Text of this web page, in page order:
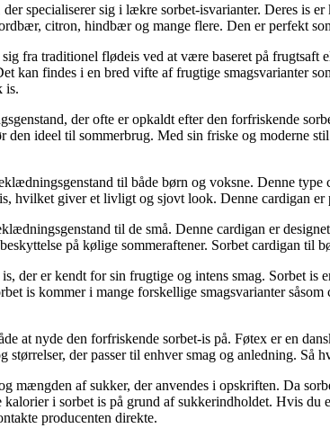
specialiserer sig i lækre sorbet-isvarianter. Deres is
citron, hindbær og mange flere. Den er perfekt
fra traditionel flødeis ved at være baseret på
kan findes i en bred vifte af frugtige smagsvarianter
is.
der ofte er opkaldt efter den forfriskende
den ideel til sommerbrug. Med sin friske og moderne
til både børn og voksne. Denne
hvilket giver et livligt og sjovt look. Denne cardigan
til de små. Denne cardigan er
på kølige sommeraftener. Sorbet cardigan
der er kendt for sin frugtige og intens smag. Sorbet
is kommer i mange forskellige smagsvarianter
at nyde den forfriskende sorbet-is på. Føtex er en
størrelser, der passer til enhver smag og anledning.
mængden af sukker, der anvendes i opskriften. Da
i sorbet is på grund af sukkerindholdet. Hvis du
producenten direkte.